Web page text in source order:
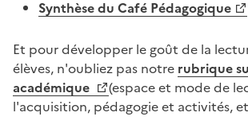
Synthèse du Café Pédagogique
Et pour développer le goût de la
élèves, n'oubliez pas notre rubrique
académique
(espace et mode de
l'acquisition, pédagogie et activités,